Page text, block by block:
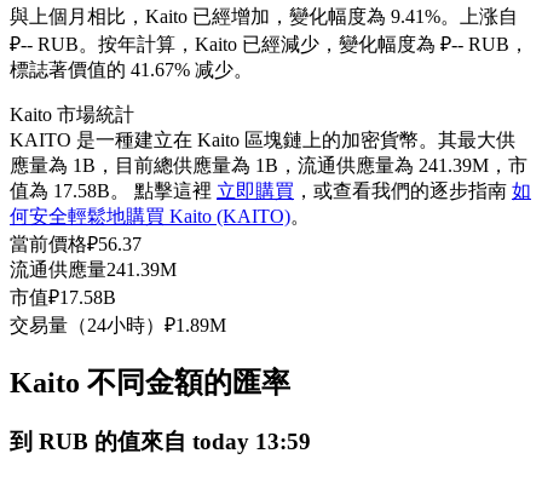
USDC永續
多種以USDC結算的永續合約
跟單
與上個月相比，Kaito 已經增加，變化幅度為 9.41%。上涨自
₽-- RUB。 按年計算，Kaito 已經減少，變化幅度為 ₽-- RUB，
標誌著價值的 41.67% 减少。
Kaito 市場統計
KAITO 是一種建立在 Kaito 區塊鏈上的加密貨幣。其最大供
應量為 1B，目前總供應量為 1B，流通供應量為 241.39M，市
值為 17.58B。 點擊這裡 立即購買 ，或查看我們的逐步指南 如
何安全輕鬆地購買 Kaito (KAITO)。
當前價格₽56.37
流通供應量241.39M
市值₽17.58B
交易量（24小時） ₽1.89M
Kaito 不同金額的匯率
到 RUB 的值來自 today 13:59